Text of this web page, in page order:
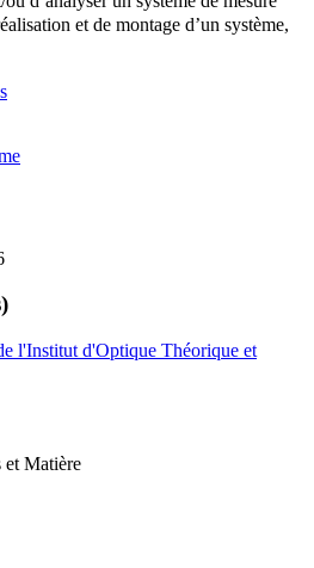
et de montage d’un système,
l'Institut d'Optique Théorique et
et Matière